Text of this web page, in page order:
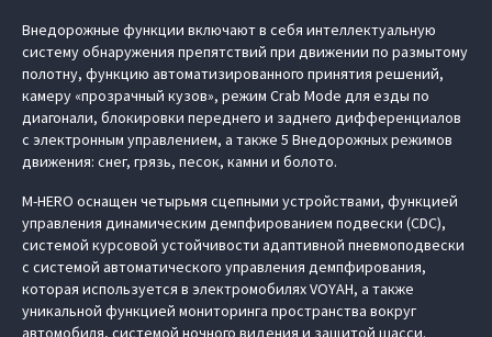
Внедорожные функции включают в себя интеллектуальную
систему обнаружения препятствий при движении по размытому
полотну, функцию автоматизированного принятия решений,
камеру «прозрачный кузов», режим Crab Mode для езды по
диагонали, блокировки переднего и заднего дифференциалов
с электронным управлением, а также 5 Внедорожных режимов
движения: снег, грязь, песок, камни и болото.
M‑HERO оснащен четырьмя сцепными устройствами, функцией
управления динамическим демпфированием подвески (CDC),
системой курсовой устойчивости адаптивной пневмоподвески
с системой автоматического управления демпфирования,
которая используется в электромобилях VOYAH, а также
уникальной функцией мониторинга пространства вокруг
автомобиля, системой ночного видения и защитой шасси.